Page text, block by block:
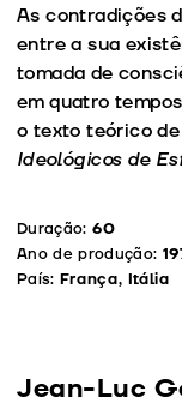
As contradições
entre a sua
tomada de
em quatro
o texto teórico
Ideológicos de
Duração: 60
Ano de produção:
País: França, Itália
Jean-Luc